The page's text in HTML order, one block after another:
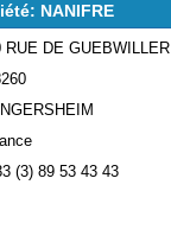
NANIFRE
RUE DE GUEBWILLER
(3) 89 53 43 43